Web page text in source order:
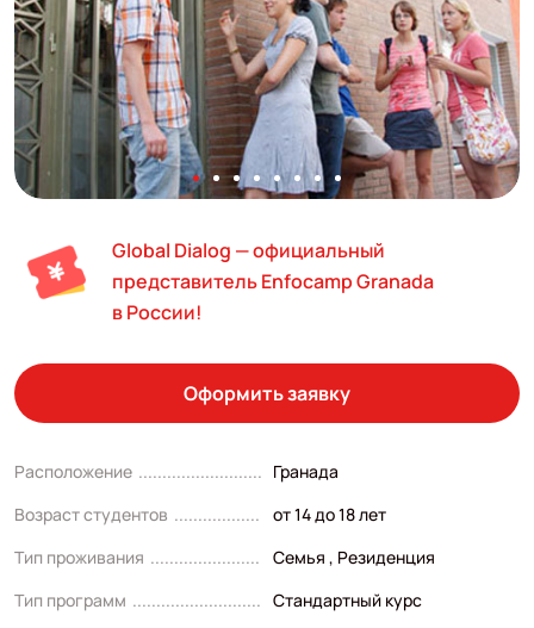
Global Dialog — официальный
представитель Enfocamp Granada
в России!
Оформить заявку
Расположение
Гранада
Возраст студентов
от 14 до 18 лет
Тип проживания
Семья , Резиденция
Тип программ
Стандартный курс